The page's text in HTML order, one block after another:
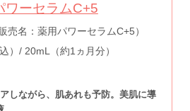
ワーセラムC+5
売名：薬用パワーセラムC+5）
）/ 20mL（約1ヵ月分）
しながら、 肌あれも予防。 美肌に導